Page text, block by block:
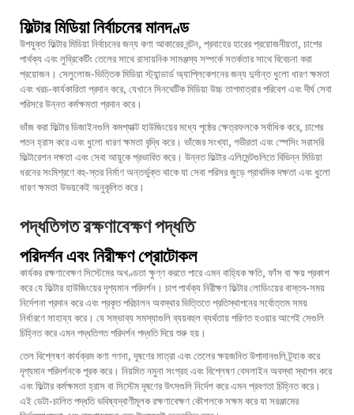
ফিল্টার মিডিয়া নির্বাচনের মানদণ্ড
উপযুক্ত ফিল্টার মিডিয়া নির্বাচনের জন্য কণা আকারের বন্টন, প্রবাহের হারের প্রয়োজনীয়তা, চাপের
পার্থক্য এবং লুব্রিকেটিং তেলের সাথে রাসায়নিক সামঞ্জস্য সম্পর্কে সতর্কতার সাথে বিবেচনা করা
প্রয়োজন। সেলুলোজ-ভিত্তিক মিডিয়া স্ট্যান্ডার্ড অ্যাপ্লিকেশনের জন্য দুর্দান্ত ধুলো ধারণ ক্ষমতা
এবং খরচ-কার্যকারিতা প্রদান করে, যেখানে সিনথেটিক মিডিয়া উচ্চ তাপমাত্রার পরিবেশ এবং দীর্ঘ সেবা
পরিসরে উন্নত কর্মক্ষমতা প্রদান করে।
ভাঁজ করা ফিল্টার ডিজাইনগুলি কমপ্যাক্ট হাউজিংয়ের মধ্যে পৃষ্ঠের ক্ষেত্রফলকে সর্বাধিক করে, চাপের
পতন হ্রাস করে এবং ধুলো ধারণ ক্ষমতা বৃদ্ধি করে। ভাঁজের সংখ্যা, গভীরতা এবং স্পেসিং সরাসরি
ফিল্টারেশন দক্ষতা এবং সেবা আয়ুকে প্রভাবিত করে। উন্নত ফিল্টার এলিমেন্টগুলিতে বিভিন্ন মিডিয়া
ধরনের সংমিশ্রণে বহু-স্তর নির্মাণ অন্তর্ভুক্ত থাকে যা সেবা পরিসর জুড়ে প্রাথমিক দক্ষতা এবং ধুলো
ধারণ ক্ষমতা উভয়কেই অনুকূলিত করে।
পদ্ধতিগত রক্ষণাবেক্ষণ পদ্ধতি
পরিদর্শন এবং নিরীক্ষণ প্রোটোকল
কার্যকর রক্ষণাবেক্ষণ সিস্টেমের অখণ্ডতা ক্ষুণ্ণ করতে পারে এমন বাহ্যিক ক্ষতি, ফাঁস বা ক্ষয় প্রকাশ
করে যে ফিল্টার হাউজিংয়ের দৃশ্যমান পরিদর্শন। চাপ পার্থক্য নিরীক্ষণ ফিল্টার লোডিংয়ের বাস্তব-সময়
নির্দেশনা প্রদান করে এবং প্রকৃত পরিচালন অবস্থার ভিত্তিতে প্রতিস্থাপনের সর্বোত্তম সময়
নির্ধারণে সাহায্য করে। যে সম্ভাব্য সমস্যাগুলি ব্যয়বহুল ব্যর্থতায় পরিণত হওয়ার আগেই সেগুলি
চিহ্নিত করে এমন পদ্ধতিগত পরিদর্শন পদ্ধতি দিয়ে শুরু হয়।
তেল বিশ্লেষণ কার্যক্রম কণা গণনা, দূষণের মাত্রা এবং তেলের ক্ষয়জনিত উপাদানগুলি ট্র্যাক করে
দৃশ্যমান পরিদর্শনকে পূরক করে। নিয়মিত নমুনা সংগ্রহ এবং বিশ্লেষণ বেসলাইন অবস্থা স্থাপন করে
এবং ফিল্টার কর্মক্ষমতা হ্রাস বা সিস্টেম দূষণের উৎসগুলি নির্দেশ করে এমন প্রবণতা চিহ্নিত করে।
এই ডেটা-চালিত পদ্ধতি ভবিষ্যদ্বাণীমূলক রক্ষণাবেক্ষণ কৌশলকে সক্ষম করে যা সরঞ্জামের